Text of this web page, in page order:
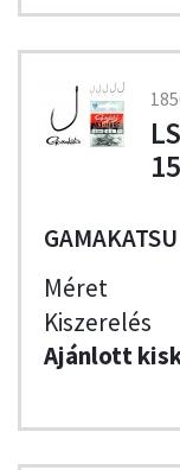
GAMAKATSU